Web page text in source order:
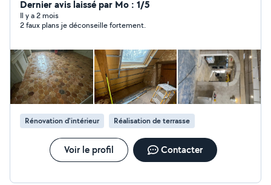
(intérieure/exterieur) Jeune et motivé !
Dernier avis laissé par Mo : 1/5
Il y a 2 mois
2 faux plans je déconseille fortement.
Rénovation d'intérieur Réalisation de terrasse
Voir le profil Contacter